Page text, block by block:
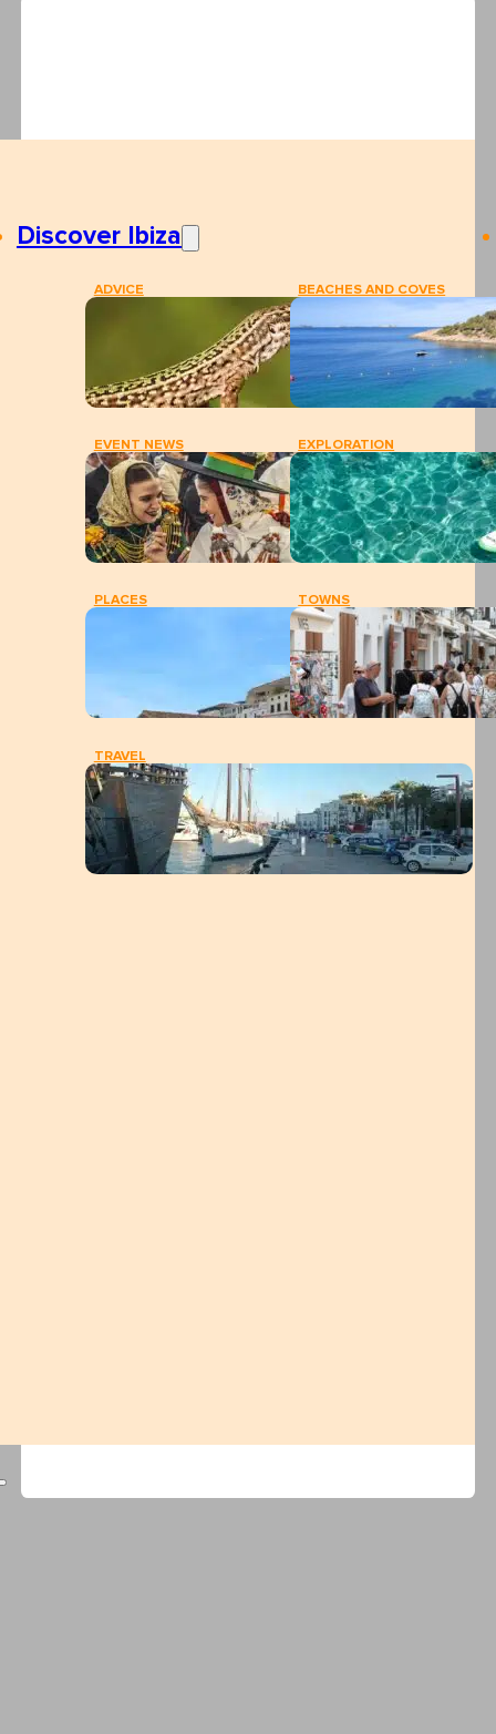
Discover Ibiza
ADVICE BEACHES AND COVES
EVENT NEWS EXPLORATION
PLACES TOWNS
TRAVEL